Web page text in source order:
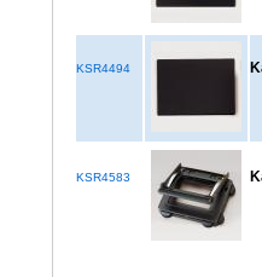
KSR4494
KSR4583